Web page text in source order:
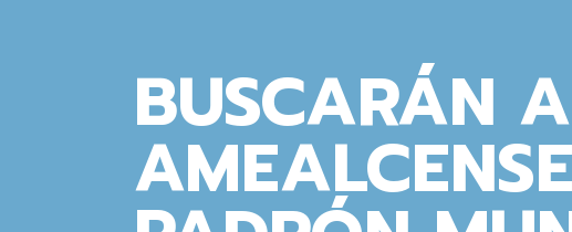
BUSCARÁN